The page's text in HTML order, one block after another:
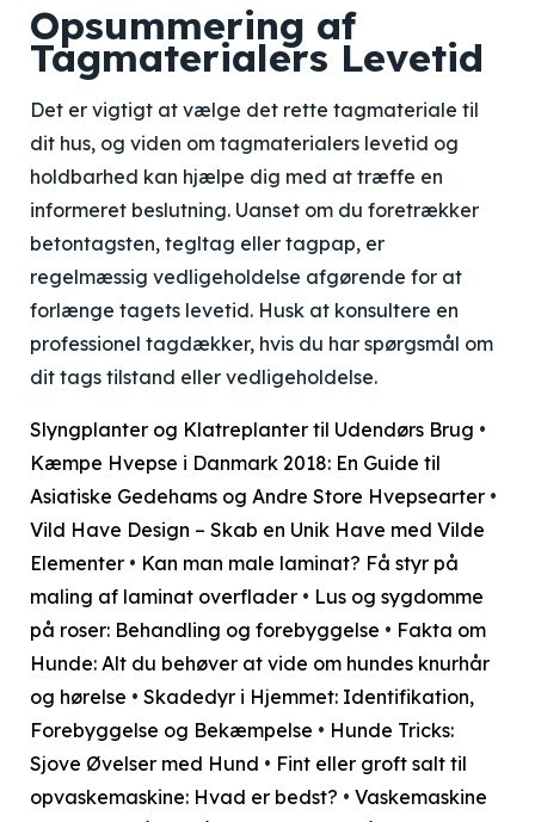
Opsummering af
Tagmaterialers Levetid
Det er vigtigt at vælge det rette tagmateriale til
dit hus, og viden om tagmaterialers levetid og
holdbarhed kan hjælpe dig med at træffe en
informeret beslutning. Uanset om du foretrækker
betontagsten, tegltag eller tagpap, er
regelmæssig vedligeholdelse afgørende for at
forlænge tagets levetid. Husk at konsultere en
professionel tagdækker, hvis du har spørgsmål om
dit tags tilstand eller vedligeholdelse.
Slyngplanter og Klatreplanter til Udendørs Brug •
Kæmpe Hvepse i Danmark 2018: En Guide til
Asiatiske Gedehams og Andre Store Hvepsearter •
Vild Have Design – Skab en Unik Have med Vilde
Elementer • Kan man male laminat? Få styr på
maling af laminat overflader • Lus og sygdomme
på roser: Behandling og forebyggelse • Fakta om
Hunde: Alt du behøver at vide om hundes knurhår
og hørelse • Skadedyr i Hjemmet: Identifikation,
Forebyggelse og Bekæmpelse • Hunde Tricks:
Sjove Øvelser med Hund • Fint eller groft salt til
opvaskemaskine: Hvad er bedst? • Vaskemaskine